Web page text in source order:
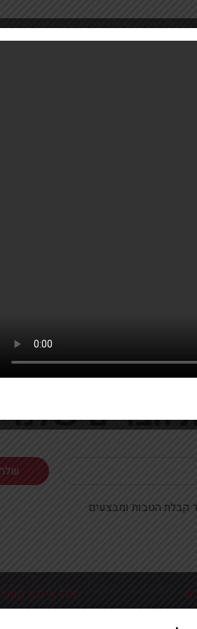
על מבצעים והטבות?
חברים שלנו
קבלת הטבות ומבצעים
צרו איתנו קשר